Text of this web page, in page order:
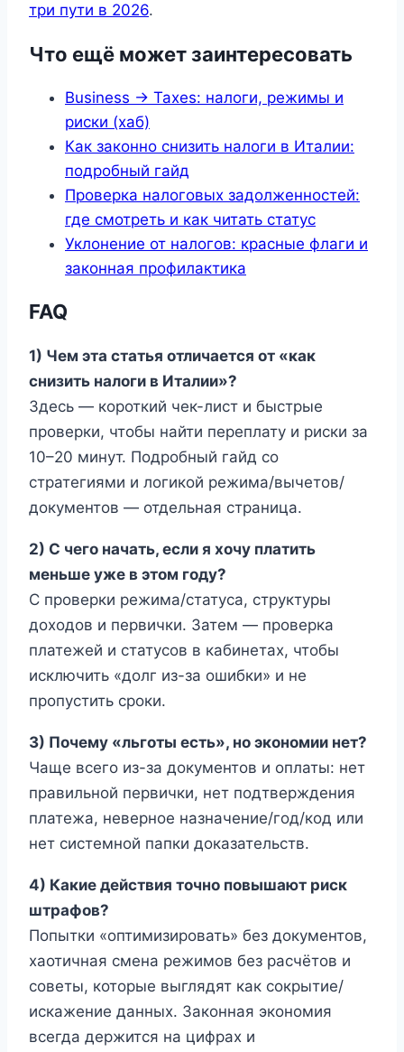
три пути в 2026.
Что ещё может заинтересовать
Business → Taxes: налоги, режимы и
риски (хаб)
Как законно снизить налоги в Италии:
подробный гайд
Проверка налоговых задолженностей:
где смотреть и как читать статус
Уклонение от налогов: красные флаги и
законная профилактика
FAQ
1) Чем эта статья отличается от «как
снизить налоги в Италии»?
Здесь — короткий чек-лист и быстрые
проверки, чтобы найти переплату и риски за
10–20 минут. Подробный гайд со
стратегиями и логикой режима/вычетов/
документов — отдельная страница.
2) С чего начать, если я хочу платить
меньше уже в этом году?
С проверки режима/статуса, структуры
доходов и первички. Затем — проверка
платежей и статусов в кабинетах, чтобы
исключить «долг из-за ошибки» и не
пропустить сроки.
3) Почему «льготы есть», но экономии нет?
Чаще всего из-за документов и оплаты: нет
правильной первички, нет подтверждения
платежа, неверное назначение/год/код или
нет системной папки доказательств.
4) Какие действия точно повышают риск
штрафов?
Попытки «оптимизировать» без документов,
хаотичная смена режимов без расчётов и
советы, которые выглядят как сокрытие/
искажение данных. Законная экономия
всегда держится на цифрах и